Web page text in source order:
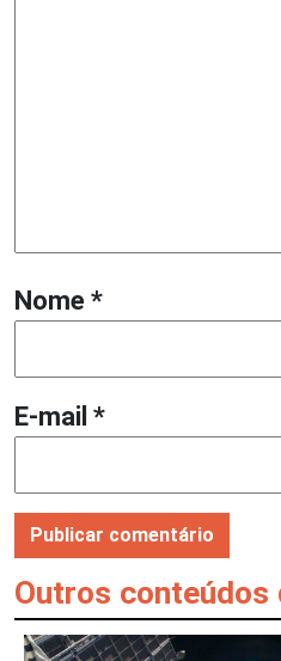
Nome *
E-mail *
Outros conteúdos